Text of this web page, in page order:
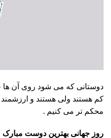
دوستانی که می شود روی آن ها
کم هستند ولی هستند و ارزشمند .
محکم تر می کنیم .
روز جهانی بهترین دوست مبارک